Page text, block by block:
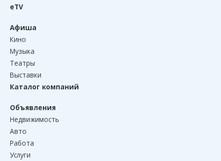
eTV
Афиша
Кино
Музыка
Театры
Выставки
Каталог компаний
Объявления
Недвижимость
Авто
Работа
Услуги